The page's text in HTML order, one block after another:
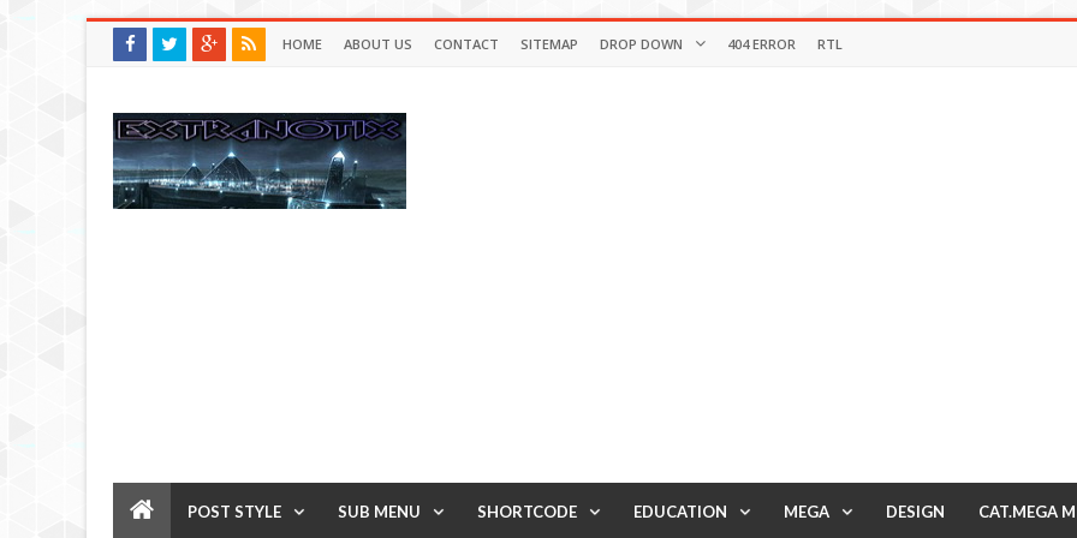
HOME ABOUT US CONTACT SITEMAP DROP DOWN 404 ERROR RTL
POST STYLE SUB MENU SHORTCODE EDUCATION MEGA DESIGN CAT.MEGA